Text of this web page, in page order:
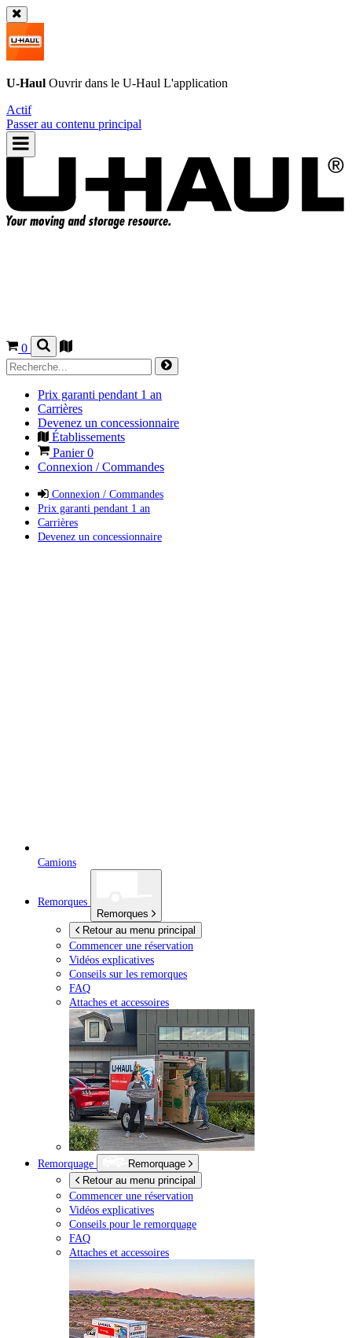
U-Haul Ouvrir dans le U-Haul L'application
Actif
Passer au contenu principal
0
Prix garanti pendant 1 an
Carrières
Devenez un concessionnaire
Établissements
Panier0
Connexion / Commandes
Connexion / Commandes
Prix garanti pendant 1 an
Carrières
Devenez un concessionnaire
Camions
Remorques
Remorques
Retour au menu principal
Commencer une réservation
Vidéos explicatives
Conseils sur les remorques
FAQ
Attaches et accessoires
Remorquage
Remorquage
Retour au menu principal
Commencer une réservation
Vidéos explicatives
Conseils pour le remorquage
FAQ
Attaches et accessoires